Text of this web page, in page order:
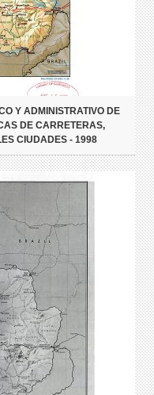
Y ADMINISTRATIVO DE
DE CARRETERAS,
CIUDADES - 1998